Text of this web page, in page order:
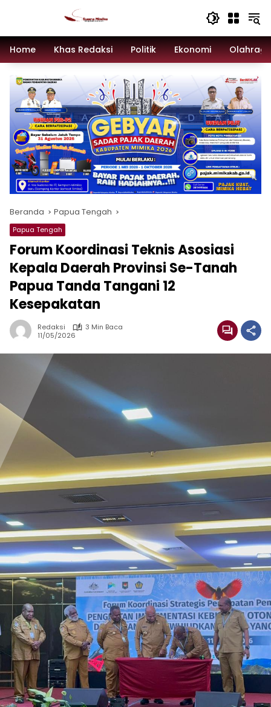
Home
Khas Redaksi Politik Ekonomi
Beranda Papua Tengah
Papua Tengah
Forum Koordinasi Teknis Asosiasi
Kepala Daerah Provinsi Se-Tanah
Papua Tanda Tangani 12
Kesepakatan
Redaksi
3 Min Baca
11/05/2026